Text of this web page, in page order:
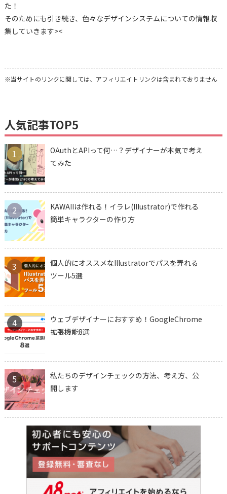
た！
そのためにも引き続き、色々なデザインシステムについての情報収
集していきます><
※当サイトのリンクに関しては、アフィリエイトリンクは含まれておりません
人気記事TOP5
1
OAuthとAPIって何…？デザイナーが本気で考え
てみた
2
KAWAIIは作れる！イラレ(Illustrator)で作れる
簡単キャラクターの作り方
3
個人的にオススメなIllustratorでパスを弄れる
ツール5選
4
ウェブデザイナーにおすすめ！GoogleChrome
拡張機能8選
5
私たちのデザインチェックの方法、考え方、公
開します